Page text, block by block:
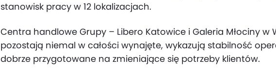
stanowisk pracy w 12 lokalizacjach.
Centra handlowe Grupy – Libero Katowice i Galeria Młociny w
pozostają niemal w całości wynajęte, wykazują stabilność
dobrze przygotowane na zmieniające się potrzeby klientów.